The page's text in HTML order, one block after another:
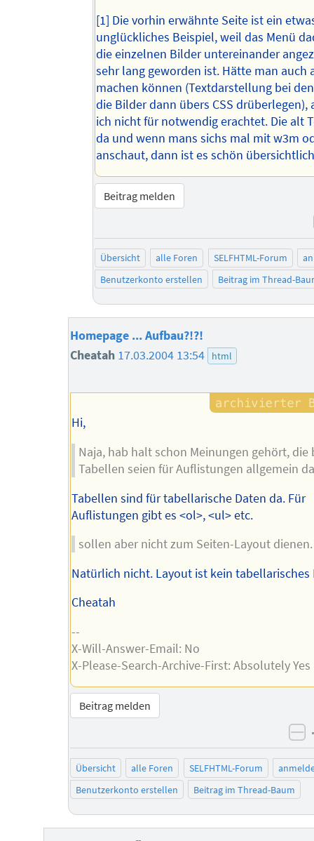
[1] Die vorhin erwähnte Seite ist ein
unglückliches Beispiel, weil das Menü
die einzelnen Bilder untereinander
sehr lang geworden ist. Hätte man auch
machen können (Textdarstellung bei
die Bilder dann übers CSS drüberlegen),
ich nicht für notwendig erachtet. Die alt
da und wenn mans sichs mal mit w3m
anschaut, dann ist es schön
Beitrag melden
Übersicht alle Foren SELFHTML-Forum
Benutzerkonto erstellen
Beitrag im Thread-
Homepage ... Aufbau?!?!
Cheatah 17.03.2004 13:54 html
Hi,
Naja, hab halt schon Meinungen gehört, die
Tabellen seien für Auflistungen allgemein
Tabellen sind für tabellarische Daten da. Für
Auflistungen gibt es <ol>, <ul> etc.
sollen aber nicht zum Seiten-Layout dienen.
Natürlich nicht. Layout ist kein tabellarisches
Cheatah
--
X-Will-Answer-Email: No
X-Please-Search-Archive-First: Absolutely Yes
Beitrag melden
Übersicht alle Foren SELFHTML-Forum
Benutzerkonto erstellen
Beitrag im Thread-Baum